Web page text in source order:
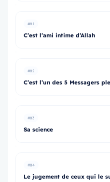
#81
C’est l’ami intime d’Allah
#82
C’est l’un des 5 Messagers
#83
Sa science
#84
Le jugement de ceux qui le